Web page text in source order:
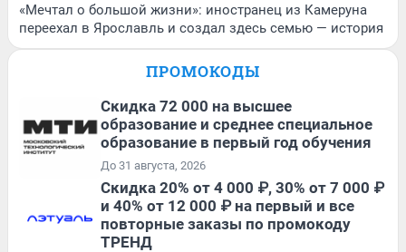
«Мечтал о большой жизни»: иностранец из Камеруна
переехал в Ярославль и создал здесь семью — история
ПРОМОКОДЫ
Скидка 72 000 на высшее
образование и среднее специальное
образование в первый год обучения
До 31 августа, 2026
Скидка 20% от 4 000 ₽, 30% от 7 000 ₽
и 40% от 12 000 ₽ на первый и все
повторные заказы по промокоду
ТРЕНД